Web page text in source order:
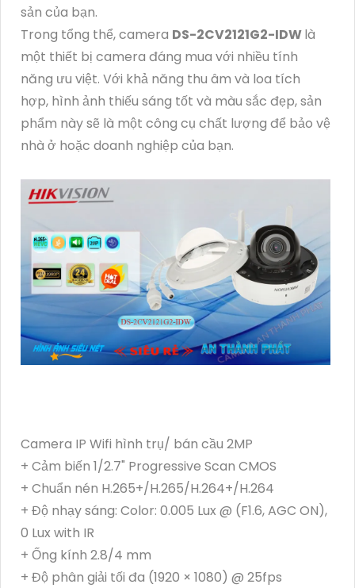
sản của bạn.
Trong tổng thể, camera DS-2CV2121G2-IDWlà
một thiết bị camera đáng mua với nhiều tính
năng ưu việt. Với khả năng thu âm và loa tích
hợp, hình ảnh thiếu sáng tốt và màu sắc đẹp, sản
phẩm này sẽ là một công cụ chất lượng để bảo vệ
nhà ở hoặc doanh nghiệp của bạn.
Camera IP Wifi hình trụ/ bán cầu 2MP
+ Cảm biến 1/2.7" Progressive Scan CMOS
+ Chuẩn nén H.265+/H.265/H.264+/H.264
+ Độ nhạy sáng: Color: 0.005 Lux @ (F1.6, AGC ON),
0 Lux with IR
+ Ống kính 2.8/4 mm
+ Độ phân giải tối đa (1920 × 1080) @ 25fps